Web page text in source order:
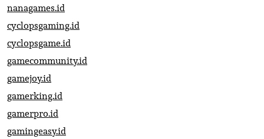
nanagames.id
cyclopsgaming.id
cyclopsgame.id
gamecommunity.id
gamejoy.id
gamerking.id
gamerpro.id
gamingeasy.id